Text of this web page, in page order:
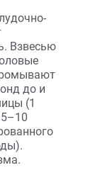
Взвесью
до и
(1